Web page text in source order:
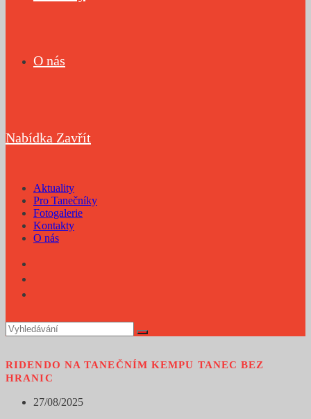
O nás
Nabídka Zavřít
Aktuality
Pro Tanečníky
Fotogalerie
Kontakty
O nás
RIDENDO NA TANEČNÍM KEMPU TANEC BEZ
HRANIC
Příspěvek
27/08/2025